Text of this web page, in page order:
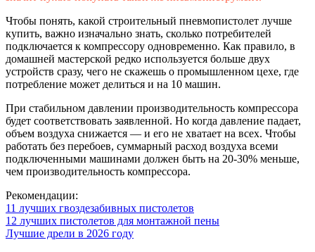
Чтобы понять, какой строительный пневмопистолет лучше
купить, важно изначально знать, сколько потребителей
подключается к компрессору одновременно. Как правило, в
домашней мастерской редко используется больше двух
устройств сразу, чего не скажешь о промышленном цехе, где
потребление может делиться и на 10 машин.
При стабильном давлении производительность компрессора
будет соответствовать заявленной. Но когда давление падает,
объем воздуха снижается — и его не хватает на всех. Чтобы
работать без перебоев, суммарный расход воздуха всеми
подключенными машинами должен быть на 20-30% меньше,
чем производительность компрессора.
Рекомендации:
11 лучших гвоздезабивных пистолетов
12 лучших пистолетов для монтажной пены
Лучшие дрели в 2026 году